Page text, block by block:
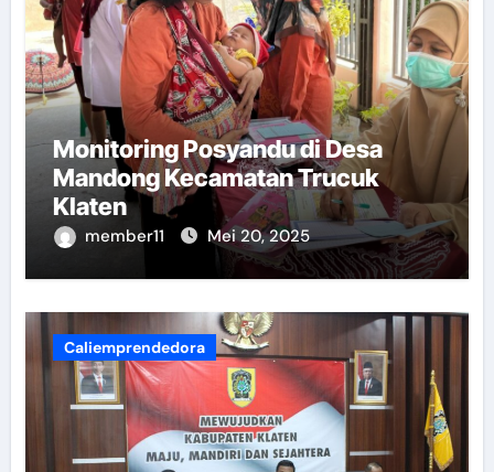
Monitoring Posyandu di Desa
Mandong Kecamatan Trucuk
Klaten
member11 Mei 20, 2025
Caliemprendedora